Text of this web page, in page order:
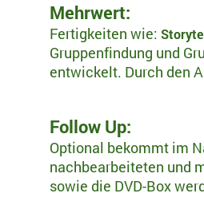
Mehrwert:
Fertigkeiten wie:
Gruppenfindung und
entwickelt. Durch den
Follow Up:
Optional bekommt im
nachbearbeiteten und
sowie die DVD-Box